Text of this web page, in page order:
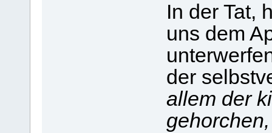
In der Tat,
uns dem
der
allem der